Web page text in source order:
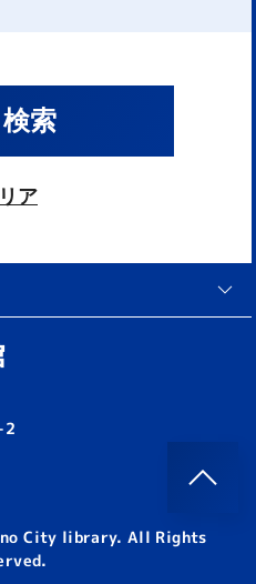
検索
ア
2
City library. All Rights